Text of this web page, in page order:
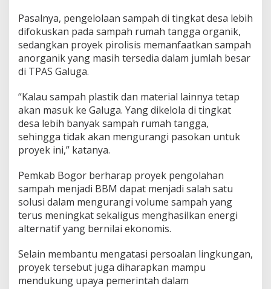
Pasalnya, pengelolaan sampah di tingkat desa lebih
difokuskan pada sampah rumah tangga organik,
sedangkan proyek pirolisis memanfaatkan sampah
anorganik yang masih tersedia dalam jumlah besar
di TPAS Galuga.
“Kalau sampah plastik dan material lainnya tetap
akan masuk ke Galuga. Yang dikelola di tingkat
desa lebih banyak sampah rumah tangga,
sehingga tidak akan mengurangi pasokan untuk
proyek ini,” katanya.
Pemkab Bogor berharap proyek pengolahan
sampah menjadi BBM dapat menjadi salah satu
solusi dalam mengurangi volume sampah yang
terus meningkat sekaligus menghasilkan energi
alternatif yang bernilai ekonomis.
Selain membantu mengatasi persoalan lingkungan,
proyek tersebut juga diharapkan mampu
mendukung upaya pemerintah dalam